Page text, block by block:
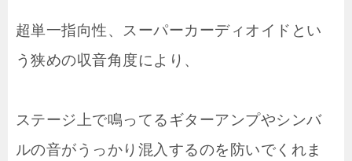
超単一指向性、スーパーカーディオイドとい
う狭めの収音角度により、
ステージ上で鳴ってるギターアンプやシンバ
ルの音がうっかり混入するのを防いでくれま